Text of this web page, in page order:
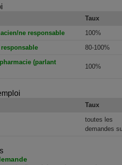
Taux
ne responsable
100%
80-100%
(parlant
100%
Taux
toutes les
demandes